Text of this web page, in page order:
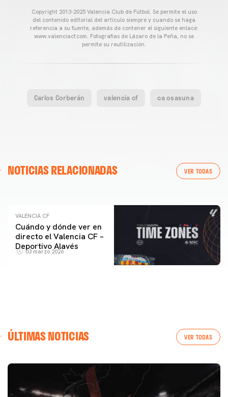
Copyright 2013-2025 Valencia Club de Fútbol. Se permite el uso
del contenido editorial del artículo siempre y cuando se haga
referencia a su fuente, además de contener el siguiente enlace:
www.valenciacf.com. Fotografías de Lázaro de la Peña, no se
permite su reutilización.
Carlos Corberán valencia cf ca osasuna
NOTICIAS RELACIONADAS VER TODAS
ENTRENAMIENTO DEL VALENCIA CF 04/03/26
VALENCIA CF
Cuándo y dónde ver en
directo el Valencia CF –
Deportivo Alavés
03 marzo 2026
ÚLTIMAS NOTICIAS VER TODAS